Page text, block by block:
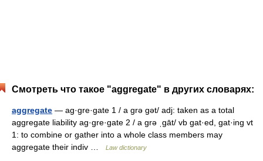
Смотреть что такое "aggregate" в других словарях:
aggregate — ag·gre·gate 1 / a grə gət/ adj: taken as a total
aggregate liability ag·gre·gate 2 / a grə ˌgāt/ vb gat·ed, gat·ing vt
1: to combine or gather into a whole class members may
aggregate their indiv …
Law dictionary